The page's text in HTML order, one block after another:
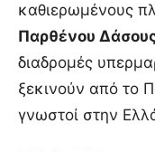
καθιερωμένους
Παρθένου
διαδρομές
ξεκινούν από το
γνωστοί στην